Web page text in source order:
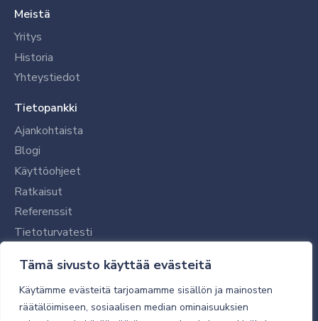
Tämä sivusto käyttää evästeitä
Käytämme evästeitä tarjoamamme sisällön ja mainosten
räätälöimiseen, sosiaalisen median ominaisuuksien
Meistä
Yritys
Historia
Yhteystiedot
Tietopankki
Ajankohtaista
Blogi
Käyttöohjeet
Ratkaisut
Referenssit
Tietoturvatesti
Tilaajalle
Toimitustavat ja -kulut
Verkkokaupan yleiset ehdot